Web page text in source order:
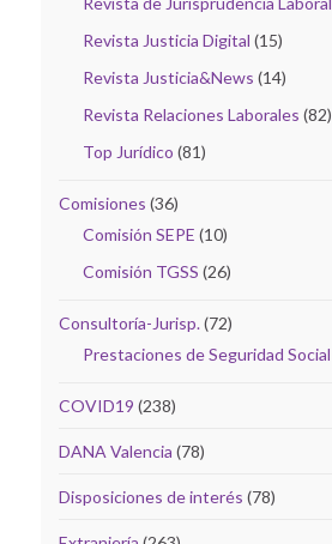
Revista Justicia Digital (15)
Revista Justicia&News (14)
Revista Relaciones Laborales (82)
Top Jurídico (81)
Comisiones (36)
Comisión SEPE (10)
Comisión TGSS (26)
Consultoría-Jurisp.(72)
Prestaciones de Seguridad Social
COVID19 (238)
DANA Valencia (78)
Disposiciones de interés (78)